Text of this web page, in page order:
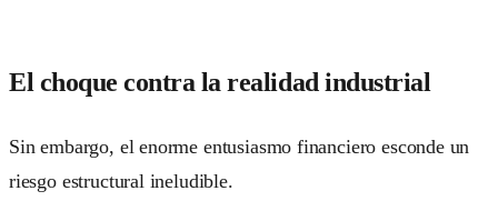
El choque contra la realidad industrial
Sin embargo, el enorme entusiasmo financiero esconde un
riesgo estructural ineludible.